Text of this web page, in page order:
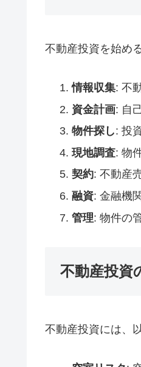
不動産投資を始め
情報収集: 不
資金計画: 自
物件探し: 投
現地調査: 物
契約: 不動産
融資: 金融機
管理: 物件の
不動産投資
不動産投資には、